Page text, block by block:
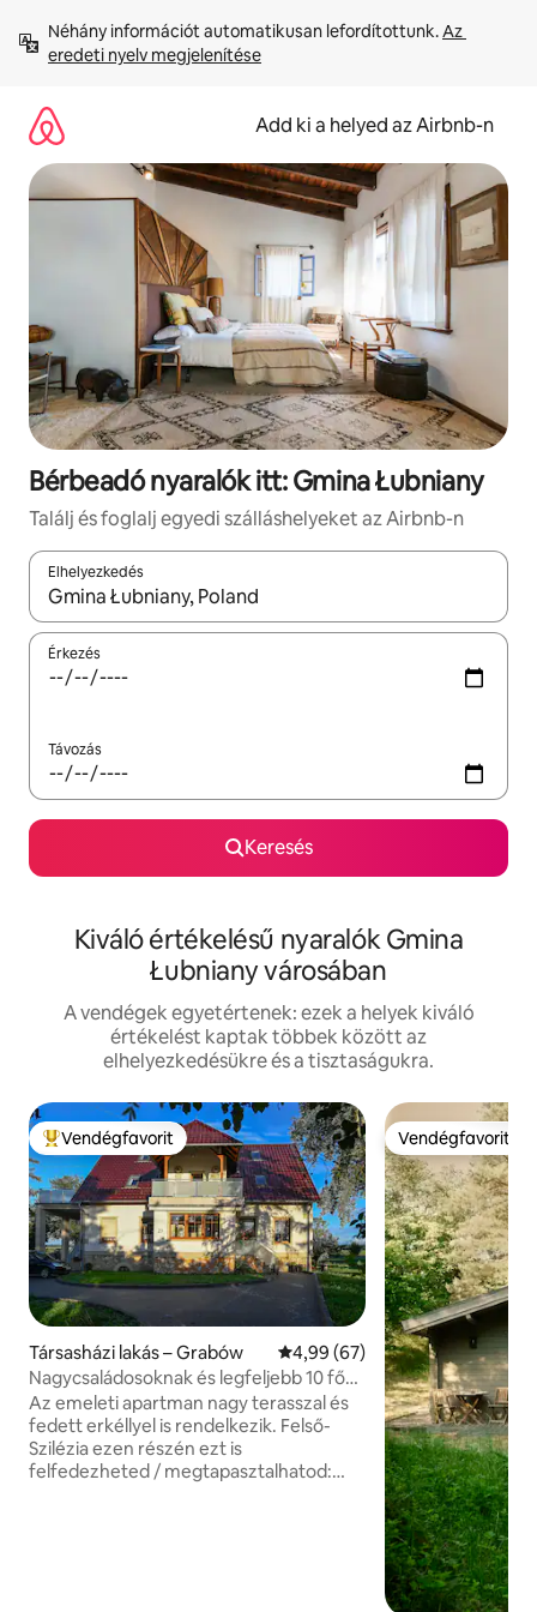
tartalomra
Néhány információt automatikusan lefordítottunk. Az
eredeti nyelv megjelenítése
Add ki a helyed az Airbnb-n
Bérbeadó nyaralók itt: Gmina Łubniany
Találj és foglalj egyedi szálláshelyeket az Airbnb-n
Elhelyezkedés
Az eredmények között a felfelé és a lefelé nyíllal
Érkezés
Távozás
Keresés
Kiváló értékelésű nyaralók Gmina
Łubniany városában
A vendégek egyetértenek: ezek a helyek kiváló
értékelést kaptak többek között az
elhelyezkedésükre és a tisztaságukra.
Kiemelt vendégfavorit
Vendégfavorit
Társasházi lakás – Grabów Átlagos értékelés: 5/4,99, 67
4,99 (67)
Nagycsaládosoknak és legfeljebb 10 fős
csoportoknak
Az emeleti apartman nagy terasszal és
fedett erkéllyel is rendelkezik. Felső-
Szilézia ezen részén ezt is
felfedezheted / megtapasztalhatod:
Vendégfavorit
Vendégfavorit